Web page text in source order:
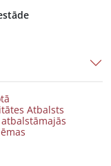
Atbalsts